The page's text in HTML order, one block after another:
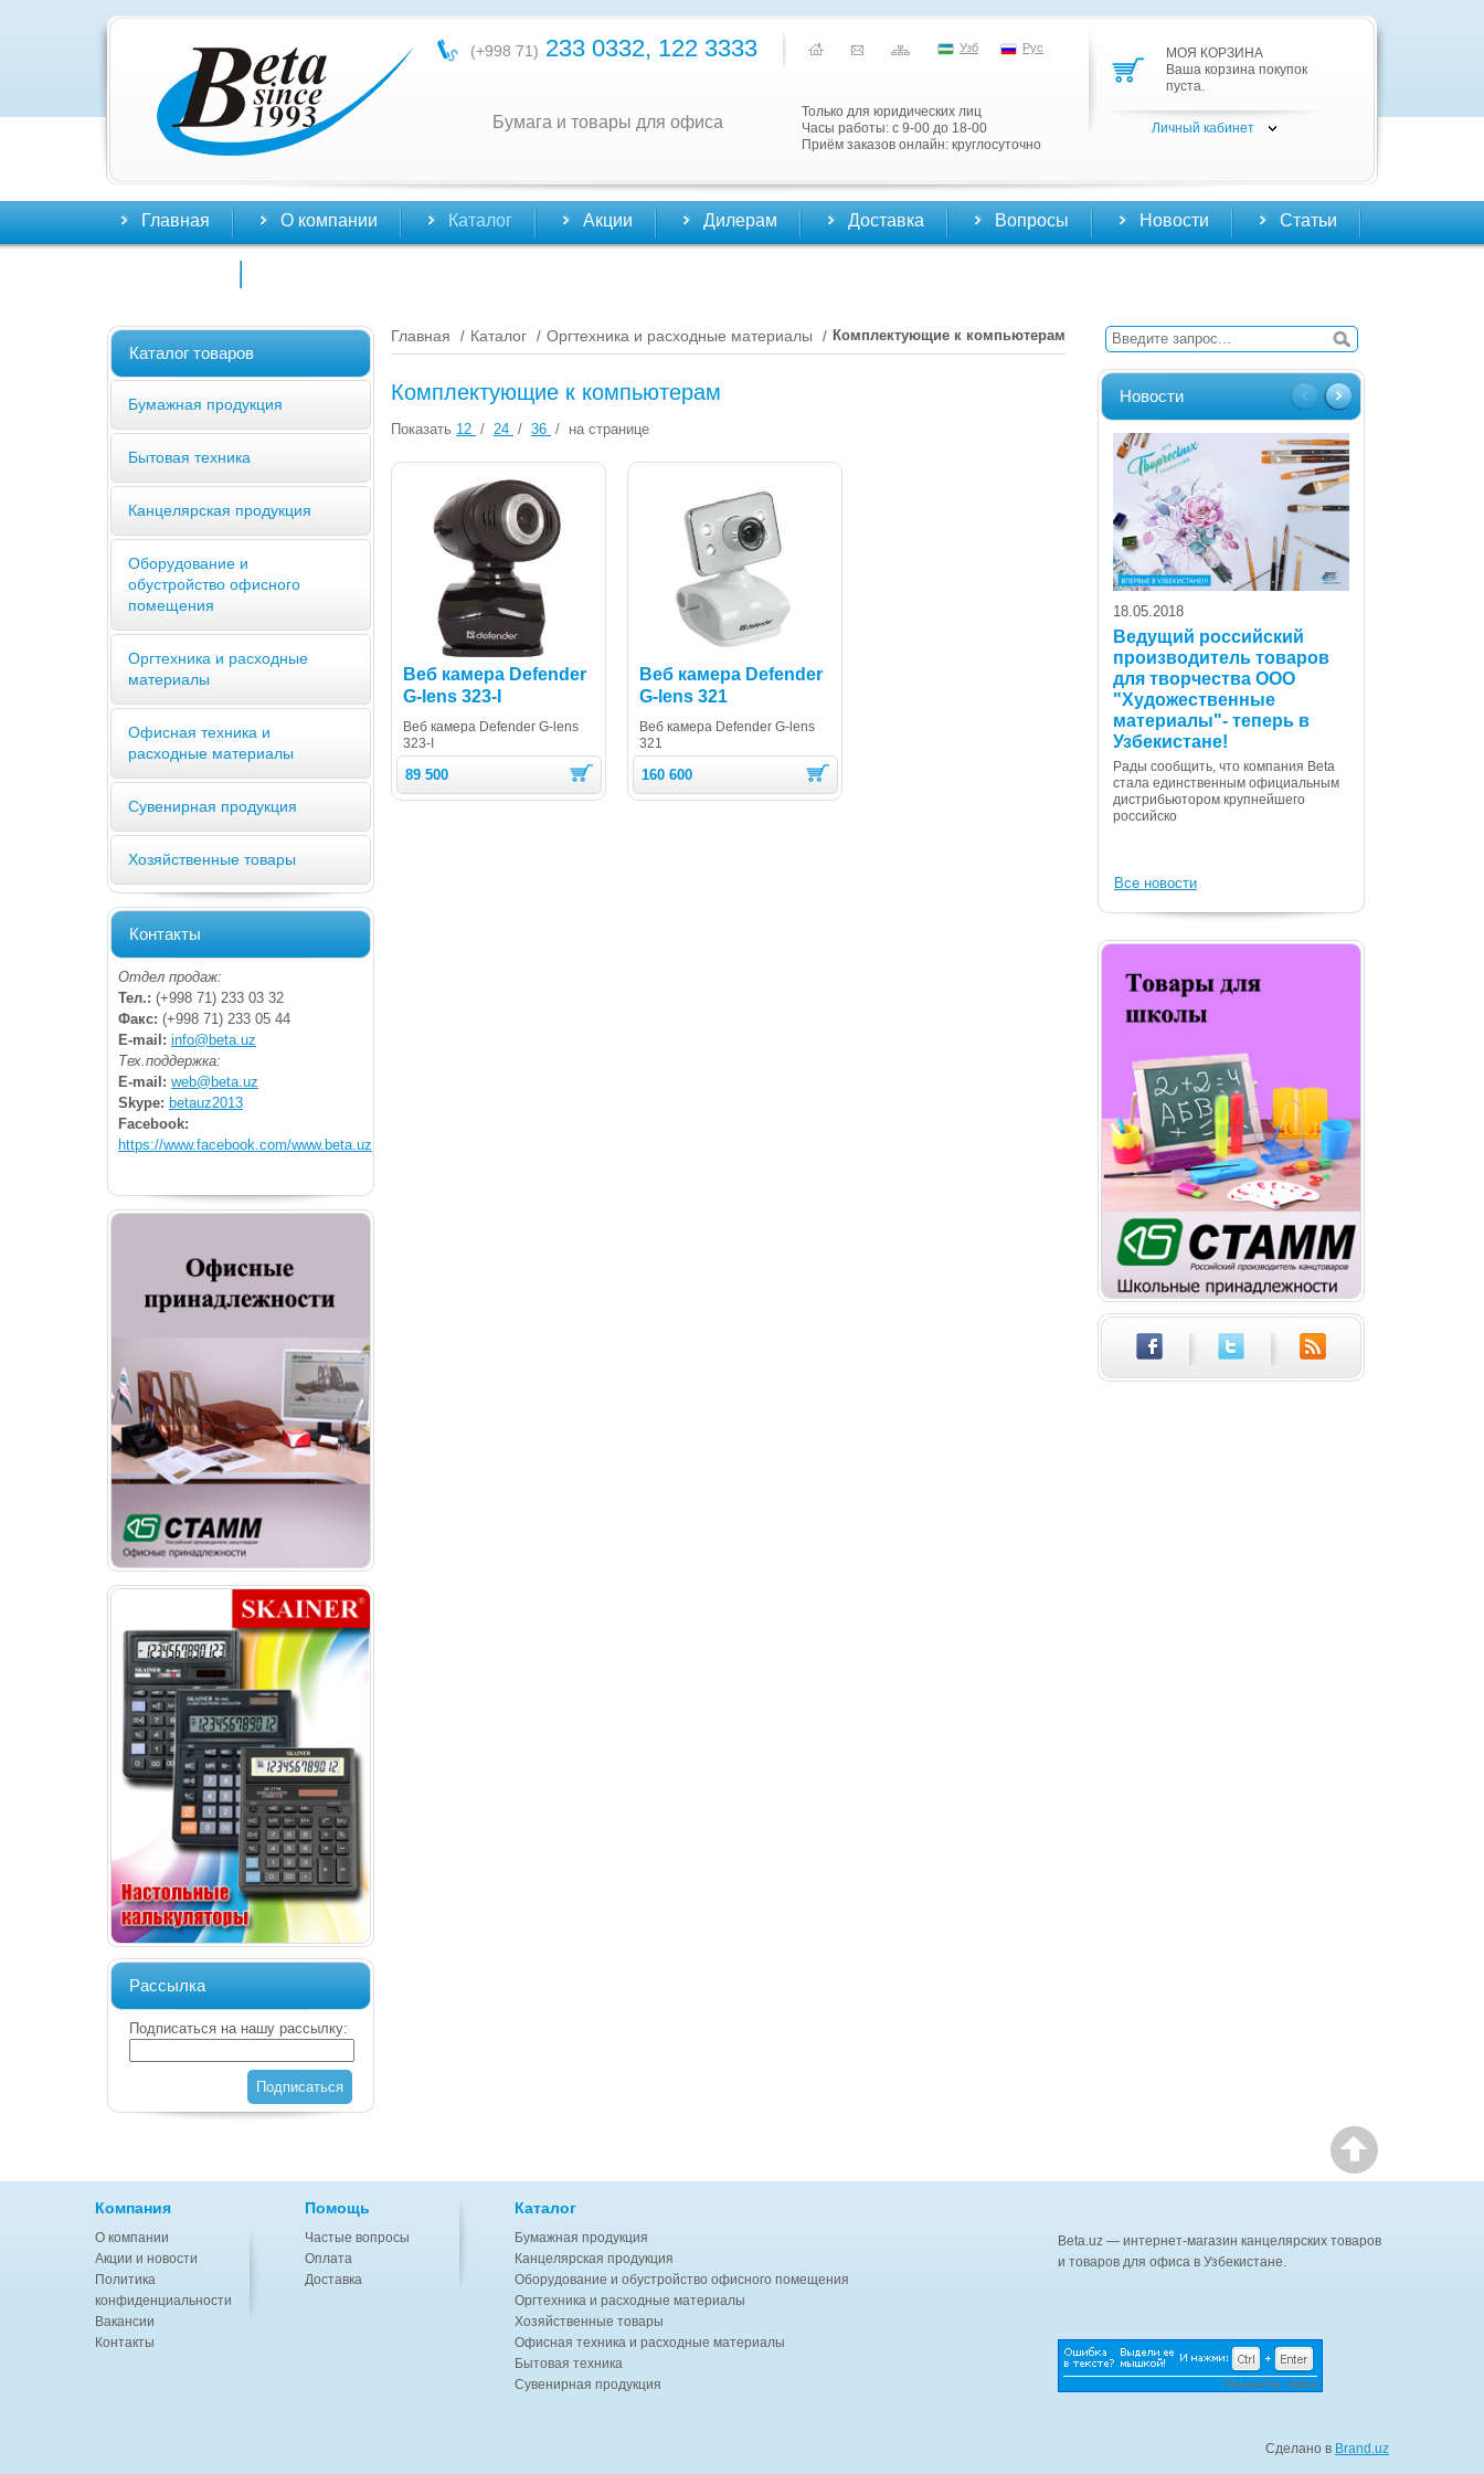
(+998 71) 233 0332, 122 3333 Узб Рус
Бумага и товары для офиса
Только для юридических лиц
Часы работы: с 9-00 до 18-00
Приём заказов онлайн: круглосуточно
МОЯ КОРЗИНА
Ваша корзина покупок
пуста.
Личный кабинет
Главная О компании Каталог Акции Дилерам Доставка Вопросы Новости Статьи
Каталог товаров
Бумажная продукция
Бытовая техника
Канцелярская продукция
Оборудование и
обустройство офисного
помещения
Оргтехника и расходные
материалы
Офисная техника и
расходные материалы
Сувенирная продукция
Хозяйственные товары
Контакты
Отдел продаж:
Тел.: (+998 71) 233 03 32
Факс: (+998 71) 233 05 44
E-mail: info@beta.uz
Тех.поддержка:
E-mail: web@beta.uz
Skype: betauz2013
Facebook:
https://www.facebook.com/www.beta.uz
Рассылка
Подписаться на нашу рассылку:
Подписаться
Главная / Каталог / Оргтехника и расходные материалы / Комплектующие к компьютерам
Комплектующие к компьютерам
Показать 12 / 24 / 36 / на странице
Веб камера Defender
G-lens 323-I
Веб камера Defender G-lens
323-I
89 500
Веб камера Defender
G-lens 321
Веб камера Defender G-lens
321
160 600
Новости
18.05.2018
Ведущий российский
производитель товаров
для творчества ООО
"Художественные
материалы"- теперь в
Узбекистане!
Рады сообщить, что компания Beta
стала единственным официальным
дистрибьютором крупнейшего
российско
Все новости
Компания
О компании
Акции и новости
Политика
конфиденциальности
Вакансии
Контакты
Помощь
Частые вопросы
Оплата
Доставка
Каталог
Бумажная продукция
Канцелярская продукция
Оборудование и обустройство офисного помещения
Оргтехника и расходные материалы
Хозяйственные товары
Офисная техника и расходные материалы
Бытовая техника
Сувенирная продукция
Beta.uz — интернет-магазин канцелярских товаров
и товаров для офиса в Узбекистане.
Сделано в Brand.uz